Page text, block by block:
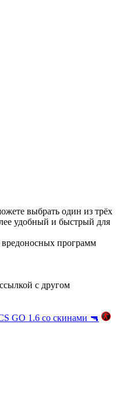
выбрать один из трёх
удобный и быстрый для
программ
с другом
GO 1.6 со скинами 🔫